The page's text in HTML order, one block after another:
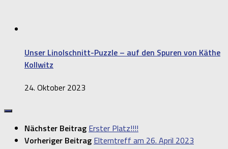
Unser Linolschnitt-Puzzle – auf den Spuren von Käthe
Kollwitz
24. Oktober 2023
Nächster Beitrag Erster Platz!!!!
Vorheriger Beitrag Elterntreff am 26. April 2023